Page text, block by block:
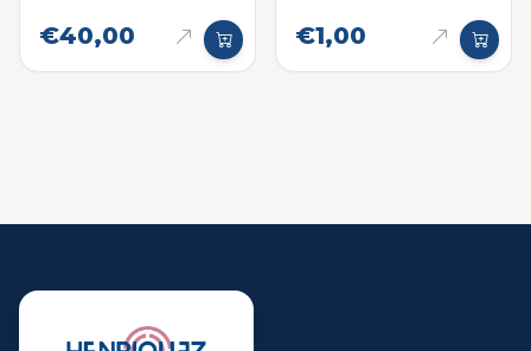
€40,00 €1,00